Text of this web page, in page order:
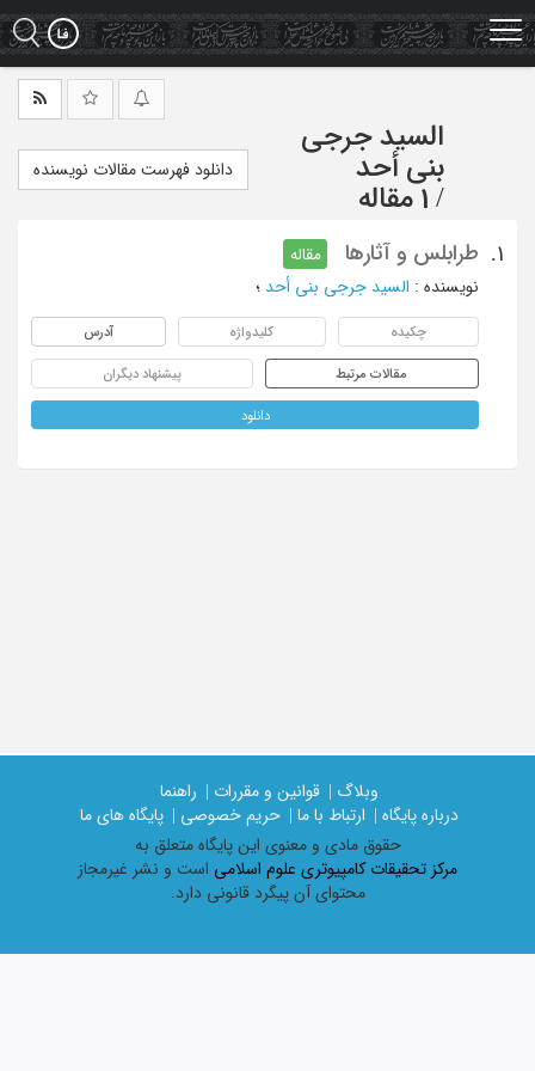
Skip
to
main
السید جرجی
بنی أحد
/ 1 مقاله
دانلود فهرست مقالات نویسنده
1. طرابلس و آثارها
مقاله
نویسنده : السید جرجی بنی أحد ؛
چکیده کلیدواژه آدرس
مقالات مرتبط پیشنهاد دیگران
دانلود
وبلاگ | قوانین و مقررات |
راهنما
درباره پایگاه |
ارتباط با ما | حریم خصوصی |
پایگاه های ما
حقوق مادی و معنوی اين پايگاه متعلق به
مرکز تحقیقات کامپیوتری علوم اسلامی است و نشر غیرمجاز
محتوای آن پیگرد قانونی دارد.